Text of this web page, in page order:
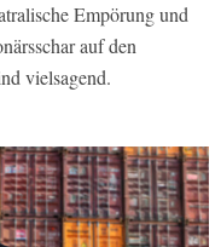
Empörung und
auf den
vielsagend.